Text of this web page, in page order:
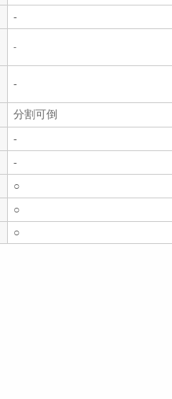
-
-
-
分割可倒
-
-
○
○
○